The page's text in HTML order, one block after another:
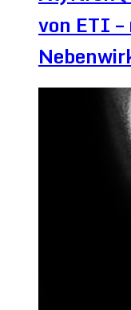
von ETI